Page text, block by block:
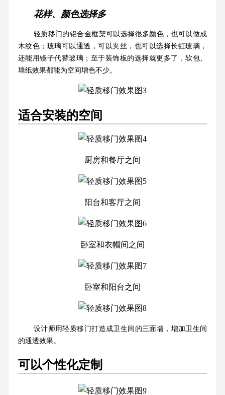
花样、颜色选择多
轻质移门的铝合金框架可以选择很多颜色，也可以做成
木纹色；玻璃可以通透，可以夹丝，也可以选择长虹玻璃，
还能用镜子代替玻璃；至于装饰板的选择就更多了，软包、
墙纸效果都能为空间增色不少。
适合安装的空间
厨房和餐厅之间
阳台和客厅之间
卧室和衣帽间之间
卧室和阳台之间
设计师用轻质移门打造成卫生间的三面墙，增加卫生间
的通透效果。
可以个性化定制